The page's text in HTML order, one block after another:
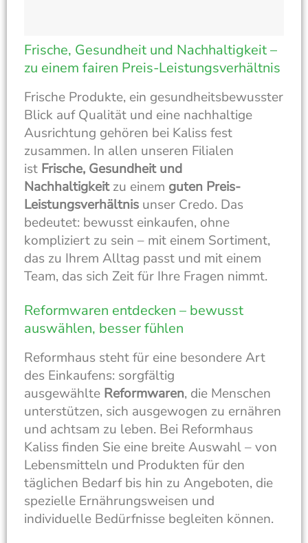
Frische, Gesundheit und Nachhaltigkeit –
zu einem fairen Preis-Leistungsverhältnis
Frische Produkte, ein gesundheitsbewusster
Blick auf Qualität und eine nachhaltige
Ausrichtung gehören bei Kaliss fest
zusammen. In allen unseren Filialen
ist Frische, Gesundheit und
Nachhaltigkeitzu einem guten Preis-
Leistungsverhältnis unser Credo. Das
bedeutet: bewusst einkaufen, ohne
kompliziert zu sein – mit einem Sortiment,
das zu Ihrem Alltag passt und mit einem
Team, das sich Zeit für Ihre Fragen nimmt.
Reformwaren entdecken – bewusst
auswählen, besser fühlen
Reformhaus steht für eine besondere Art
des Einkaufens: sorgfältig
ausgewählte Reformwaren, die Menschen
unterstützen, sich ausgewogen zu ernähren
und achtsam zu leben. Bei Reformhaus
Kaliss finden Sie eine breite Auswahl – von
Lebensmitteln und Produkten für den
täglichen Bedarf bis hin zu Angeboten, die
spezielle Ernährungsweisen und
individuelle Bedürfnisse begleiten können.